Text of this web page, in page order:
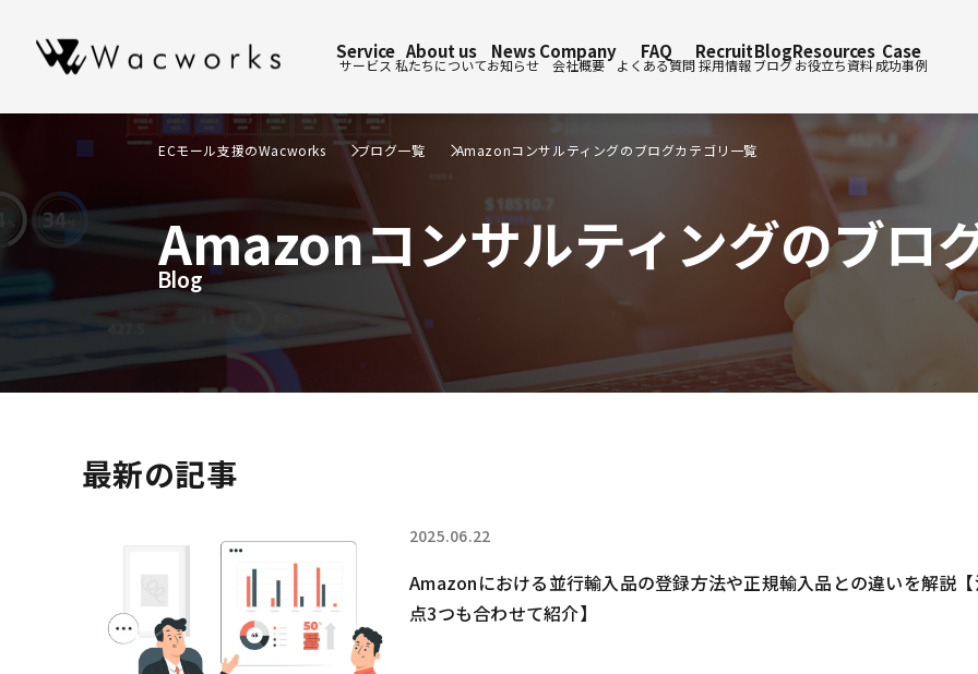
Service
サービス
About us
私たちについて
News
お知らせ
Company
会社概要
FAQ
よくある質問
Recruit
採用情報
Blog
ブログ
Resources
お役立ち資料
Case
成功事例
Amazonコンサルティングのブロ
Blog
ECモール支援のWacworks ブログ一覧 Amazonコンサルティングのブログカテゴリ一覧
最新の記事
2025.06.22
Amazonにおける並行輸入品の登録方法や正規輸入品との違いを解説
点3つも合わせて紹介】